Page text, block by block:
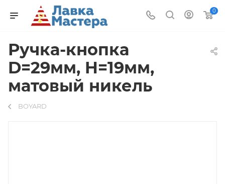
0
Ручка-кнопка
D=29мм, H=19мм,
матовый никель
BOYARD